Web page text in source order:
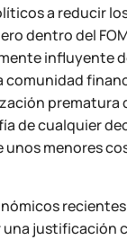
a reducir
dentro del
influyente
comunidad
prematura
de cualquier
unos menores
una justificación